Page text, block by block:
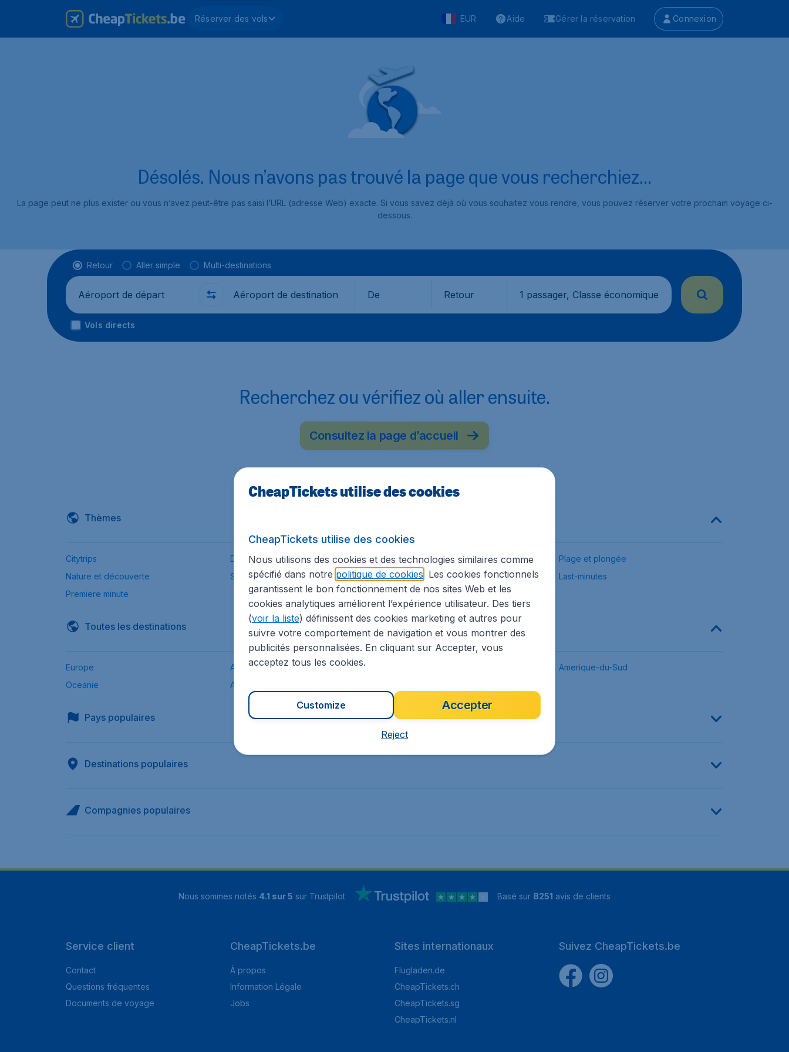
Réserver des vols EUR Aide Gérer la réservation Connexion
Désolés. Nous n’avons pas trouvé la page que vous recherchiez...
La page peut ne plus exister ou vous n’avez peut-être pas saisi l’URL (adresse Web) exacte. Si vous savez déjà où vous souhaitez vous rendre, vous pouvez réserver votre prochain voyage ci-
dessous.
Type de vol
Retour Aller simple Multi-destinations
Départ de Où De Retour 1 passager, Classe économique
Vols directs
Recherchez ou vérifiez où aller ensuite.
Consultez la page d’accueil
Thèmes
Citytrips Destinations lointaines Soleil
Plage et plongée
Nature et découverte
Ski Circuits
Last-minutes
Premiere minute
Toutes les destinations
Europe Afrique
Amerique-du-Sud
Oceanie
Asie
Pays populaires
Destinations populaires
Compagnies populaires
Nous sommes notés 4.1 sur 5 sur Trustpilot Basé sur 8251 avis de clients
Service client
Contact
Questions fréquentes
Documents de voyage
CheapTickets.be
À propos
Information Légale
Jobs
Sites internationaux
Flugladen.de
CheapTickets.ch
CheapTickets.sg
CheapTickets.nl
Suivez CheapTickets.be
CheapTickets utilise des cookies
CheapTickets utilise des cookies
Nous utilisons des cookies et des technologies similaires comme
spécifié dans notre politique de cookies . Les cookies fonctionnels
garantissent le bon fonctionnement de nos sites Web et les
cookies analytiques améliorent l’expérience utilisateur. Des tiers
(voir la liste) définissent des cookies marketing et autres pour
suivre votre comportement de navigation et vous montrer des
publicités personnalisées. En cliquant sur Accepter, vous
acceptez tous les cookies.
Accepter
Customize
Reject